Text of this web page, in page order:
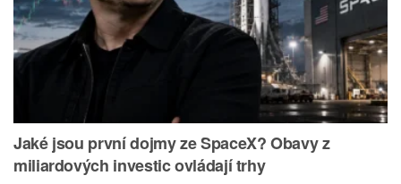
Jaké jsou první dojmy ze SpaceX? Obavy z
miliardových investic ovládají trhy